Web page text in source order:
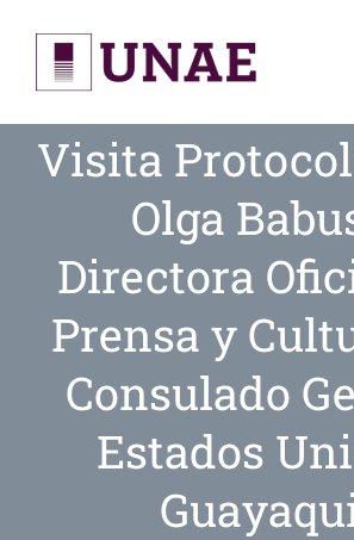
content
Visita
Olga
Directora
Prensa y
Consulado
Estados